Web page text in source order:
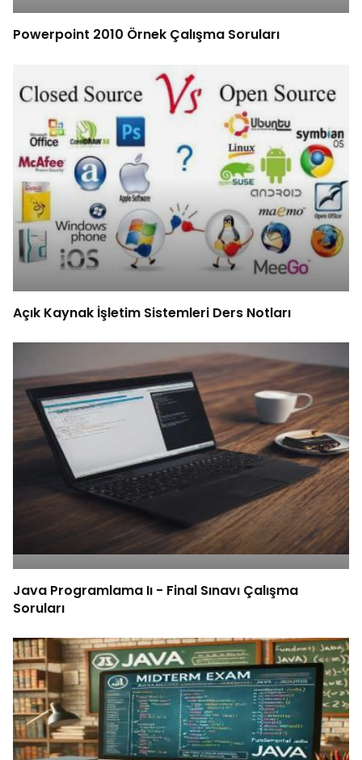
Powerpoint 2010 Örnek Çalışma Soruları
Açık Kaynak İşletim Sistemleri Ders Notları
Java Programlama Iı - Final Sınavı Çalışma
Soruları